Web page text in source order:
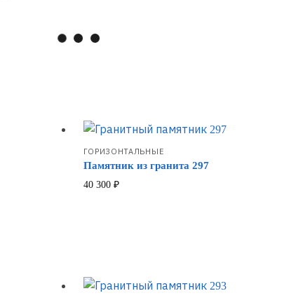
ГОРИЗОНТАЛЬНЫЕ
Памятник из гранита 297
40 300 ₽